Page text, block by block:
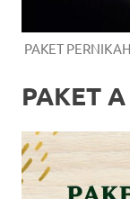
PAKET
PAKET